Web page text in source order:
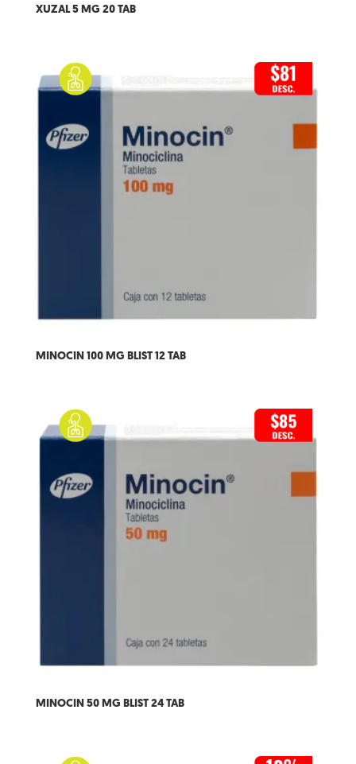
XUZAL 5 MG 20 TAB
MINOCIN 100 MG BLIST 12 TAB
MINOCIN 50 MG BLIST 24 TAB